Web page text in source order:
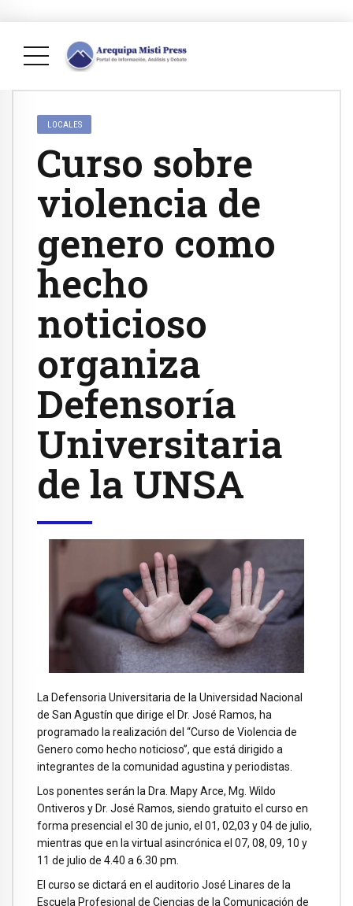
LOCALES
Curso sobre
violencia de
genero como
hecho
noticioso
organiza
Defensoría
Universitaria
de la UNSA
La Defensoria Universitaria de la Universidad Nacional
de San Agustín que dirige el Dr. José Ramos, ha
programado la realización del “Curso de Violencia de
Genero como hecho noticioso”, que está dirigido a
integrantes de la comunidad agustina y periodistas.
Los ponentes serán la Dra. Mapy Arce, Mg. Wildo
Ontiveros y Dr. José Ramos, siendo gratuito el curso en
forma presencial el 30 de junio, el 01, 02,03 y 04 de julio,
mientras que en la virtual asincrónica el 07, 08, 09, 10 y
11 de julio de 4.40 a 6.30 pm.
El curso se dictará en el auditorio José Linares de la
Escuela Profesional de Ciencias de la Comunicación de